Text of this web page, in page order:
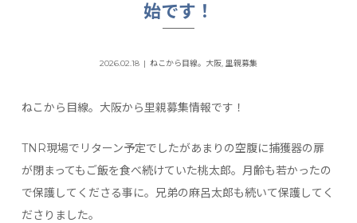
始です！
2026.02.18 ねこから目線。大阪, 里親募集
ねこから目線。大阪から里親募集情報です！
TNR現場でリターン予定でしたがあまりの空腹に捕獲器の扉
が閉まってもご飯を食べ続けていた桃太郎。月齢も若かったの
で保護してくださる事に。兄弟の麻呂太郎も続いて保護してく
ださりました。